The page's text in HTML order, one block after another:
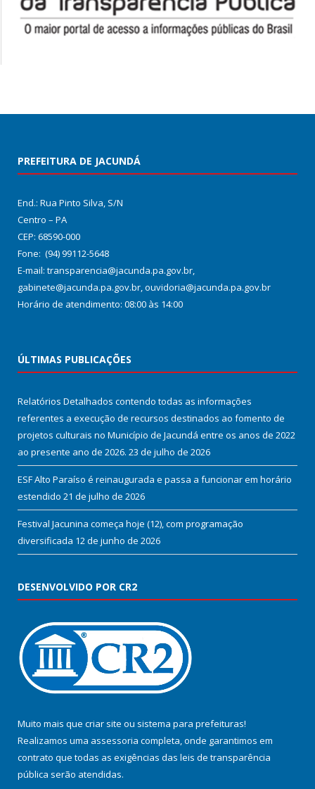
PREFEITURA DE JACUNDÁ
End.: Rua Pinto Silva, S/N
Centro – PA
CEP: 68590-000
Fone: (94) 99112-5648
E-mail: transparencia@jacunda.pa.gov.br,
gabinete@jacunda.pa.gov.br, ouvidoria@jacunda.pa.gov.br
Horário de atendimento: 08:00 às 14:00
ÚLTIMAS PUBLICAÇÕES
Relatórios Detalhados contendo todas as informações
referentes a execução de recursos destinados ao fomento de
projetos culturais no Município de Jacundá entre os anos de 2022
ao presente ano de 2026. 23 de julho de 2026
ESF Alto Paraíso é reinaugurada e passa a funcionar em horário
estendido 21 de julho de 2026
Festival Jacunina começa hoje (12), com programação
diversificada 12 de junho de 2026
DESENVOLVIDO POR CR2
Muito mais que criar site ou sistema para prefeituras!
Realizamos uma assessoria completa, onde garantimos em
contrato que todas as exigências das leis de transparência
pública serão atendidas.